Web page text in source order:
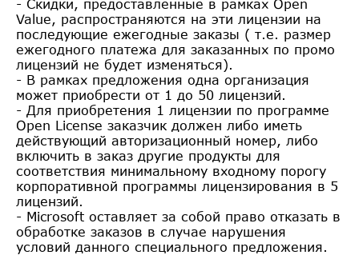
- Скидки, предоставленные в рамках Open
Value, распространяются на эти лицензии на
последующие ежегодные заказы ( т.е. размер
ежегодного платежа для заказанных по промо
лицензий не будет изменяться).
- В рамках предложения одна организация
может приобрести от 1 до 50 лицензий.
- Для приобретения 1 лицензии по программе
Open License заказчик должен либо иметь
действующий авторизационный номер, либо
включить в заказ другие продукты для
соответствия минимальному входному порогу
корпоративной программы лицензирования в 5
лицензий.
- Microsoft оставляет за собой право отказать в
обработке заказов в случае нарушения
условий данного специального предложения.